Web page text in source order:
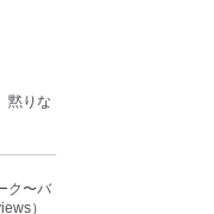
黙りな
ク〜バ
）